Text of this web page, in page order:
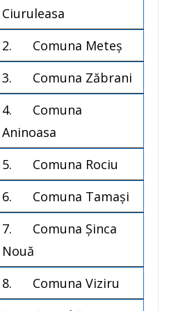
Ciuruleasa
2. Comuna Meteş
3. Comuna Zăbrani
4. Comuna
Aninoasa
5. Comuna Rociu
6. Comuna Tamaşi
7. Comuna Şinca
Nouă
8. Comuna Viziru